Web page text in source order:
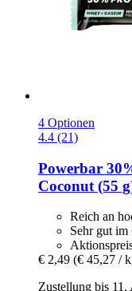
4 Optionen
4.4 (21)
Powerbar
Coconut (55
Reich an
Sehr gut im
€ 2,49 (€ 45,27 /
Zustellung bis 11.